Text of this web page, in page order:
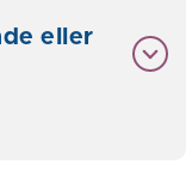
eller